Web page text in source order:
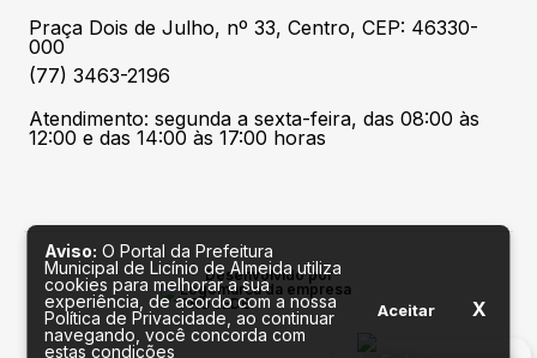
Praça Dois de Julho, nº 33, Centro, CEP: 46330-
000
(77) 3463-2196
Atendimento: segunda a sexta-feira, das 08:00 às
12:00 e das 14:00 às 17:00 horas
Desenvolvido por
Aviso: O Portal da Prefeitura
Municipal de Licínio de Almeida utiliza
cookies para melhorar a sua
experiência, de acordo com a nossa
Política de Privacidade, ao continuar
navegando, você concorda com
estas condições
Aceitar X